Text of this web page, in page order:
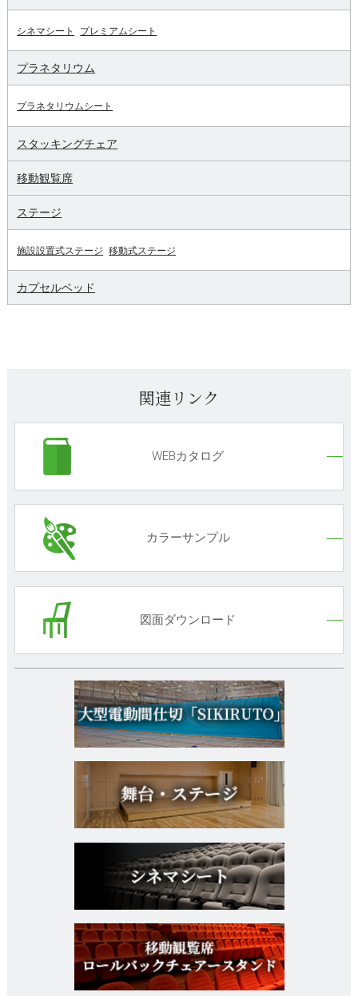
シネマシート プレミアムシート
プラネタリウム
プラネタリウムシート
スタッキングチェア
移動観覧席
ステージ
施設設置式ステージ 移動式ステージ
カプセルベッド
関連リンク
WEBカタログ
カラーサンプル
図面ダウンロード